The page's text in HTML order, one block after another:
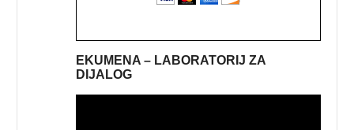
EKUMENA – LABORATORIJ ZA
DIJALOG